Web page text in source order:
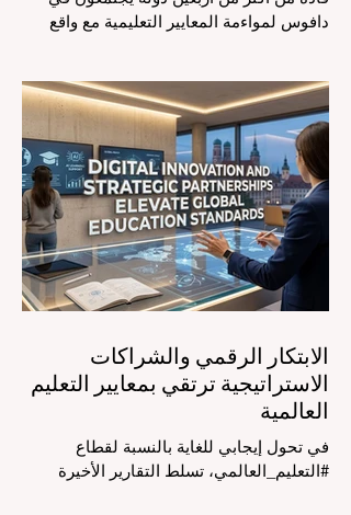
دافوس لمواءمة المعايير التعليمية مع واقع
مشهد #التعليم_العالمي تحولاً جذرياً وتاريخياً.
في الرابع من أغسطس 2026، توافد خبراء
دوليون وصناع قرار ومبتكرون في مجال
#تكنولوجيا_التعليم إلى مركز المؤتمرات في
دافوس لمناقشة التحديات والفرص الأكثر
إلحاحاً في قطاع التعلم. أثبت هذا الحدث
البارز، الذي عُقد في لحظة حاسمة، أن إعطاء
الأولوية لرفع #جودة_التعليم هو المحفز
الأساسي وال
الابتكار الرقمي والشراكات
الاستراتيجية ترتقي بمعايير التعليم
العالمية
في تحول إيجابي للغاية بالنسبة لقطاع
#التعليم_العالمي، تسلط التقارير الأخيرة